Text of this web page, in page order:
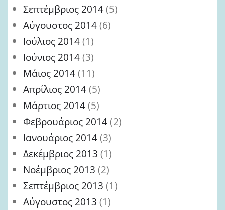
Σεπτέμβριος 2014(5)
Αύγουστος 2014(6)
Ιούλιος 2014(1)
Ιούνιος 2014(3)
Μάιος 2014(11)
Απρίλιος 2014(5)
Μάρτιος 2014(5)
Φεβρουάριος 2014(2)
Ιανουάριος 2014(3)
Δεκέμβριος 2013 (1)
Νοέμβριος 2013 (2)
Σεπτέμβριος 2013 (1)
Αύγουστος 2013 (1)